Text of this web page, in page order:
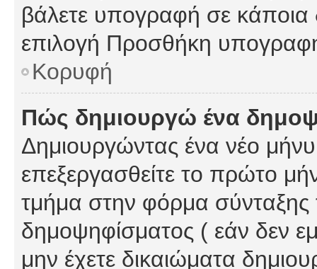
βάλετε υπογραφή σε κάποια
επιλογή Προσθήκη
Κορυφή
Πώς δημιουργώ ένα
Δημιουργώντας ένα νέο
επεξεργασθείτε το πρώτο
τμήμα στην φόρμα σύνταξης
δημοψηφίσματος ( εάν δεν
μην έχετε δικαιώματα